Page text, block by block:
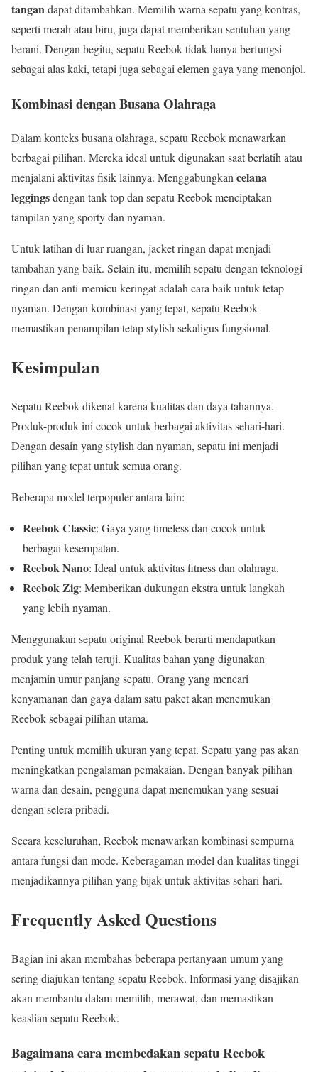
tangandapat ditambahkan. Memilih warna sepatu yang kontras,
seperti merah atau biru, juga dapat memberikan sentuhan yang
berani. Dengan begitu, sepatu Reebok tidak hanya berfungsi
sebagai alas kaki, tetapi juga sebagai elemen gaya yang menonjol.
Kombinasi dengan Busana Olahraga
Dalam konteks busana olahraga, sepatu Reebok menawarkan
berbagai pilihan. Mereka ideal untuk digunakan saat berlatih atau
menjalani aktivitas fisik lainnya. Menggabungkancelana
leggingsdengan tank top dan sepatu Reebok menciptakan
tampilan yang sporty dan nyaman.
Untuk latihan di luar ruangan, jacket ringan dapat menjadi
tambahan yang baik. Selain itu, memilih sepatu dengan teknologi
ringan dan anti-memicu keringat adalah cara baik untuk tetap
nyaman. Dengan kombinasi yang tepat, sepatu Reebok
memastikan penampilan tetap stylish sekaligus fungsional.
Kesimpulan
Sepatu Reebok dikenal karena kualitas dan daya tahannya.
Produk-produk ini cocok untuk berbagai aktivitas sehari-hari.
Dengan desain yang stylish dan nyaman, sepatu ini menjadi
pilihan yang tepat untuk semua orang.
Beberapa model terpopuler antara lain:
Reebok Classic: Gaya yang timeless dan cocok untuk
berbagai kesempatan.
Reebok Nano: Ideal untuk aktivitas fitness dan olahraga.
Reebok Zig: Memberikan dukungan ekstra untuk langkah
yang lebih nyaman.
Menggunakan sepatu original Reebok berarti mendapatkan
produk yang telah teruji. Kualitas bahan yang digunakan
menjamin umur panjang sepatu. Orang yang mencari
kenyamanan dan gaya dalam satu paket akan menemukan
Reebok sebagai pilihan utama.
Penting untuk memilih ukuran yang tepat. Sepatu yang pas akan
meningkatkan pengalaman pemakaian. Dengan banyak pilihan
warna dan desain, pengguna dapat menemukan yang sesuai
dengan selera pribadi.
Secara keseluruhan, Reebok menawarkan kombinasi sempurna
antara fungsi dan mode. Keberagaman model dan kualitas tinggi
menjadikannya pilihan yang bijak untuk aktivitas sehari-hari.
Frequently Asked Questions
Bagian ini akan membahas beberapa pertanyaan umum yang
sering diajukan tentang sepatu Reebok. Informasi yang disajikan
akan membantu dalam memilih, merawat, dan memastikan
keaslian sepatu Reebok.
Bagaimana cara membedakan sepatu Reebok